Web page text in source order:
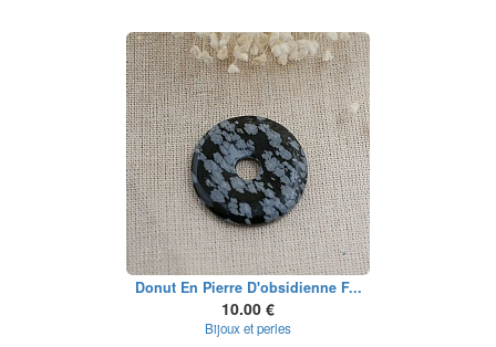
Donut En Pierre D'obsidienne F...
10.00 €
Bijoux et perles